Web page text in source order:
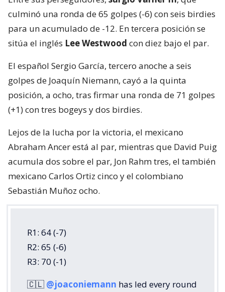
culminó una ronda de 65 golpes (-6) con seis birdies
para un acumulado de -12. En tercera posición se
sitúa el inglés Lee Westwood con diez bajo el par.
El español Sergio García, tercero anoche a seis
golpes de Joaquín Niemann, cayó a la quinta
posición, a ocho, tras firmar una ronda de 71 golpes
(+1) con tres bogeys y dos birdies.
Lejos de la lucha por la victoria, el mexicano
Abraham Ancer está al par, mientras que David Puig
acumula dos sobre el par, Jon Rahm tres, el también
mexicano Carlos Ortiz cinco y el colombiano
Sebastián Muñoz ocho.
R1: 64 (-7)
R2: 65 (-6)
R3: 70 (-1)
🇨🇱 @joaconiemann has led every round